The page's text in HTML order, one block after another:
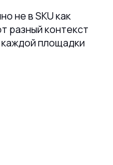
не в SKU как
разный контекст
площадки